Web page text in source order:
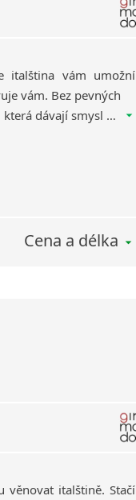
italština vám umožní
vám. Bez pevných
termínů. Bez stresu. Jen vy a témata, která dávají smysl právě vám. Dva týdny, kdy vám italština život promění na la dolce vita.
Cena a délka
věnovat italštině. Stačí